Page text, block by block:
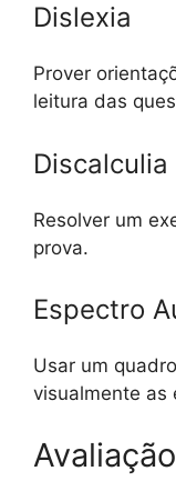
Dislexia
Prover
leitura das
Discalculia
Resolver um
prova.
Espectro
Usar um
visualmente as